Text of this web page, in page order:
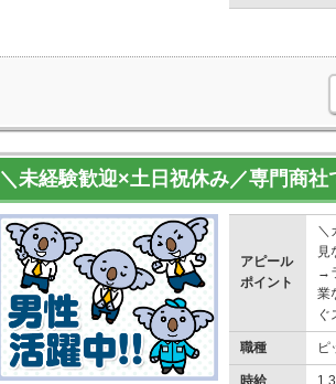
＼未経験歓迎×土日祝休み／専門商社
アピール
ポイント
＼
見
→
業
ぐ
職種 ピ
時給